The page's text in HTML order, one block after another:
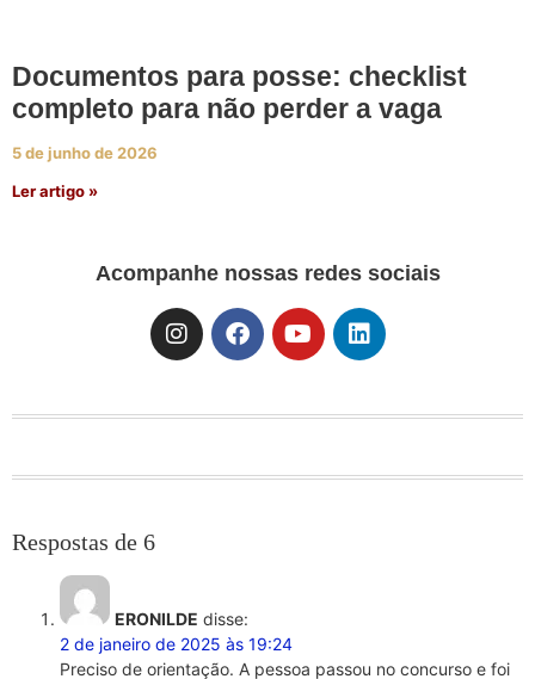
Documentos para posse: checklist
completo para não perder a vaga
5 de junho de 2026
Ler artigo »
Acompanhe nossas redes sociais
Respostas de 6
ERONILDE disse:
2 de janeiro de 2025 às 19:24
Preciso de orientação. A pessoa passou no concurso e foi